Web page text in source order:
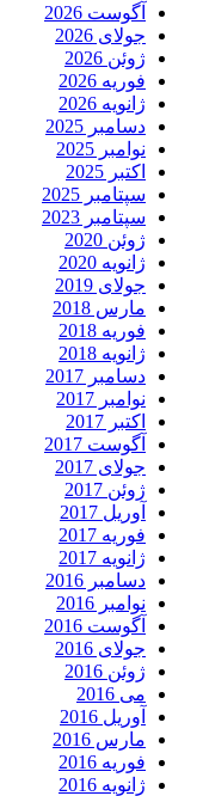
آگوست 2026
جولای 2026
ژوئن 2026
فوریه 2026
ژانویه 2026
دسامبر 2025
نوامبر 2025
اکتبر 2025
سپتامبر 2025
سپتامبر 2023
ژوئن 2020
ژانویه 2020
جولای 2019
مارس 2018
فوریه 2018
ژانویه 2018
دسامبر 2017
نوامبر 2017
اکتبر 2017
آگوست 2017
جولای 2017
ژوئن 2017
آوریل 2017
فوریه 2017
ژانویه 2017
دسامبر 2016
نوامبر 2016
آگوست 2016
جولای 2016
ژوئن 2016
می 2016
آوریل 2016
مارس 2016
فوریه 2016
ژانویه 2016